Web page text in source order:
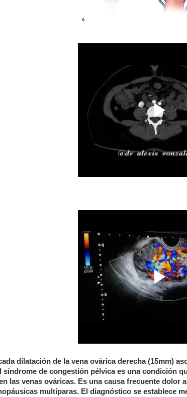
dilatación de la vena ovárica derecha (15mm)
síndrome de congestión pélvica es una condición
las venas ováricas. Es una causa frecuente dolor
multíparas. El diagnóstico se establece